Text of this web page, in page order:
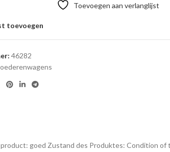
Toevoegen aan verlanglijst
toevoegen
46282
goed Zustand des Produktes: Condition of